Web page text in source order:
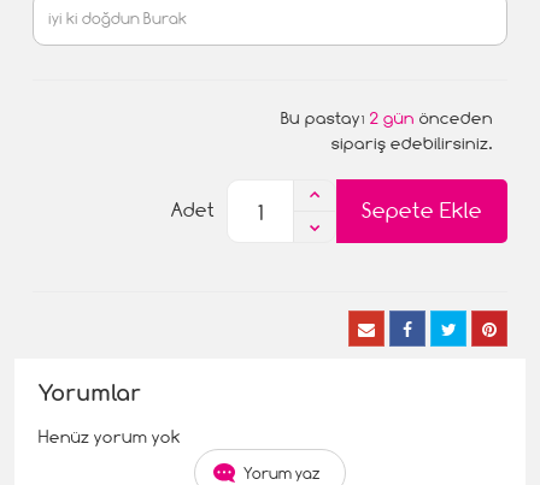
Bu pastayı 2 gün önceden
sipariş edebilirsiniz.
Sepete Ekle
Adet
Yorumlar
Henüz yorum yok
Yorum yaz